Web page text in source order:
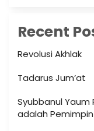
Recent
Revolusi Akhlak
Tadarus Jum’at
Syubbanul Yaum
adalah